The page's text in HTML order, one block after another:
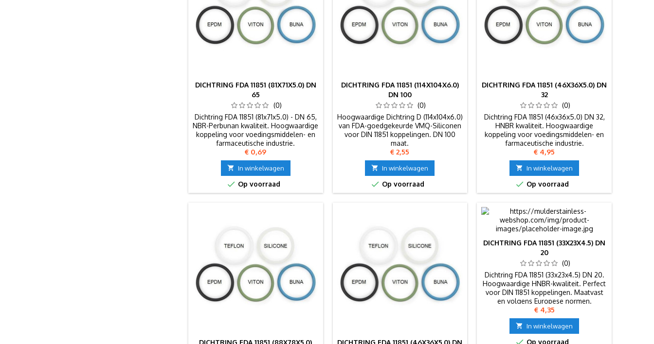
DICHTRING FDA 11851 (81X71X5.0) DN
65
(0)
Dichtring FDA 11851 (81x71x5.0) - DN 65,
NBR-Perbunan kwaliteit. Hoogwaardige
koppeling voor voedingsmiddelen- en
farmaceutische industrie.
Prijs
€ 0,69
 In winkelwagen
 Op voorraad
DICHTRING FDA 11851 (114X104X6.0)
DN 100
(0)
Hoogwaardige Dichtring D (114x104x6.0)
van FDA-goedgekeurde VMQ-Siliconen
voor DIN 11851 koppelingen. DN 100
maat.
Prijs
€ 2,55
 In winkelwagen
 Op voorraad
DICHTRING FDA 11851 (46X36X5.0) DN
32
(0)
Dichtring FDA 11851 (46x36x5.0) DN 32,
HNBR kwaliteit. Hoogwaardige
koppeling voor voedingsmiddelen- en
farmaceutische industrie.
Prijs
€ 4,95
 In winkelwagen
 Op voorraad
DICHTRING FDA 11851 (88X78X5.0) DICHTRING FDA 11851 (46X36X5.0) DN
DICHTRING FDA 11851 (33X23X4.5) DN
20
(0)
Dichtring FDA 11851 (33x23x4.5) DN 20.
Hoogwaardige HNBR-kwaliteit. Perfect
voor DIN 11851 koppelingen. Maatvast
en volgens Europese normen.
Prijs
€ 4,35
 In winkelwagen
 Op voorraad